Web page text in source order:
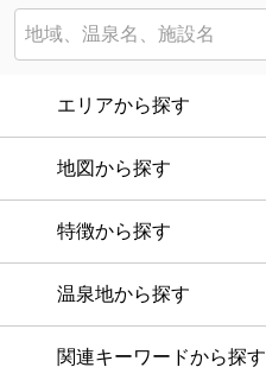
エリアから探す
地図から探す
特徴から探す
温泉地から探す
関連キーワードから探す